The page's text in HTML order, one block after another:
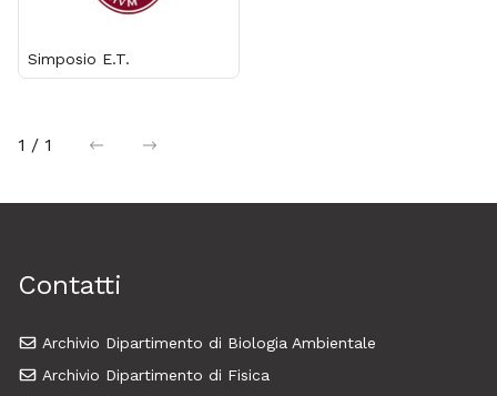
Simposio E.T.
1 / 1 precedentesuccessiva
Contatti
Archivio Dipartimento di Biologia Ambientale
Archivio Dipartimento di Fisica